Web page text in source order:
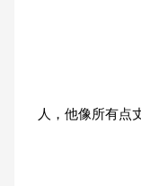
人，他像所有点